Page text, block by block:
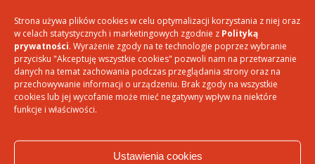
Strona używa plików cookies w celu optymalizacji korzystania z niej oraz
w celach statystycznych i marketingowych zgodnie z Polityką
prywatności. Wyrażenie zgody na te technologie poprzez wybranie
przycisku "Akceptuję wszystkie cookies" pozwoli nam na przetwarzanie
danych na temat zachowania podczas przeglądania strony oraz na
przechowywanie informacji o urządzeniu. Brak zgody na wszystkie
cookies lub jej wycofanie może mieć negatywny wpływ na niektóre
funkcje i właściwości.
Ustawienia cookies
E-mail*
Witryna internetowa